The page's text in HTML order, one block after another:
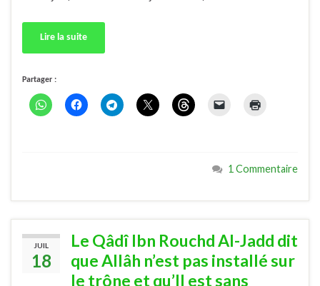
Lire la suite
Partager :
1 Commentaire
JUIL
18
Le Qâdî Ibn Rouchd Al-Jadd dit
que Allâh n’est pas installé sur
le trône et qu’Il est sans